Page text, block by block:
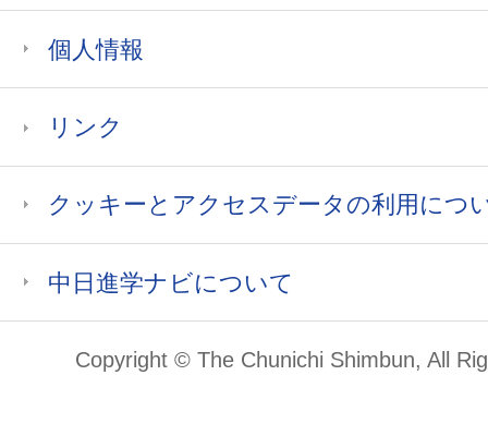
個人情報
リンク
クッキーとアクセスデータの利用につ
中日進学ナビについて
Copyright © The Chunichi Shimbun, All